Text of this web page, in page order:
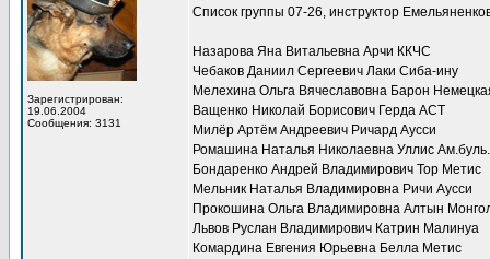
Зарегистрирован:
19.06.2004
Сообщения: 3131
Список группы 07-26, инструктор
Назарова Яна Витальевна Арчи ККЧС
Чебаков Даниил Сергеевич Лаки Сиба-ину
Мелехина Ольга Вячеславовна Барон
Ващенко Николай Борисович Герда АСТ
Милёр Артём Андреевич Ричард Аусси
Ромашина Наталья Николаевна Уллис Ам.буль.
Бондаренко Андрей Владимирович Тор Метис
Мельник Наталья Владимировна Ричи Аусси
Прокошина Ольга Владимировна Алтын
Львов Руслан Владимирович Катрин Малинуа
Комардина Евгения Юрьевна Белла Метис